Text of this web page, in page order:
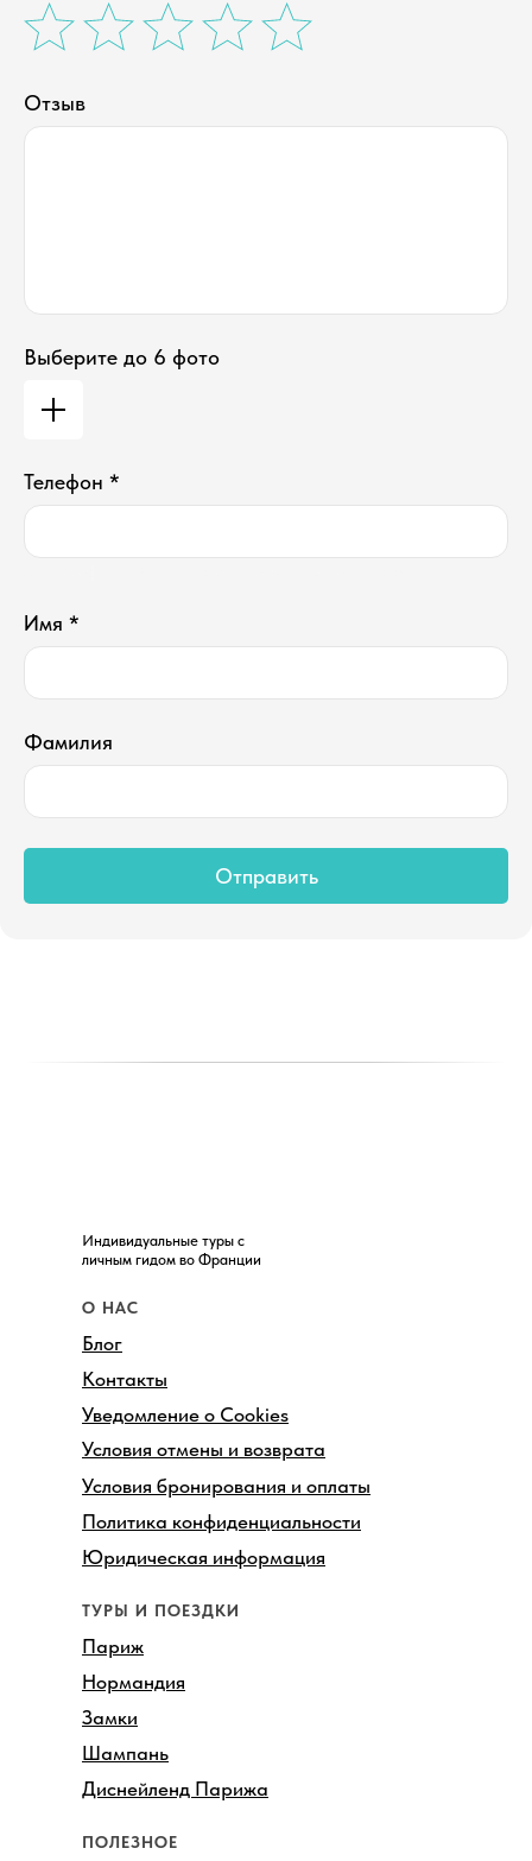
Отзыв
Выберите до 6 фото
Телефон *
Имя *
Фамилия
Отправить
О НАС
ТУРЫ И ПОЕЗДКИ
ПОЛЕЗНОЕ
Индивидуальные туры с
личным гидом во Франции
Блог
Контакты
Политика конфиденциальности
Юридическая информация
Условия бронирования и оплаты
Уведомление о Cookies
Условия отмены и возврата
Париж
Нормандия
Замки
Шампань
Диснейленд Парижа